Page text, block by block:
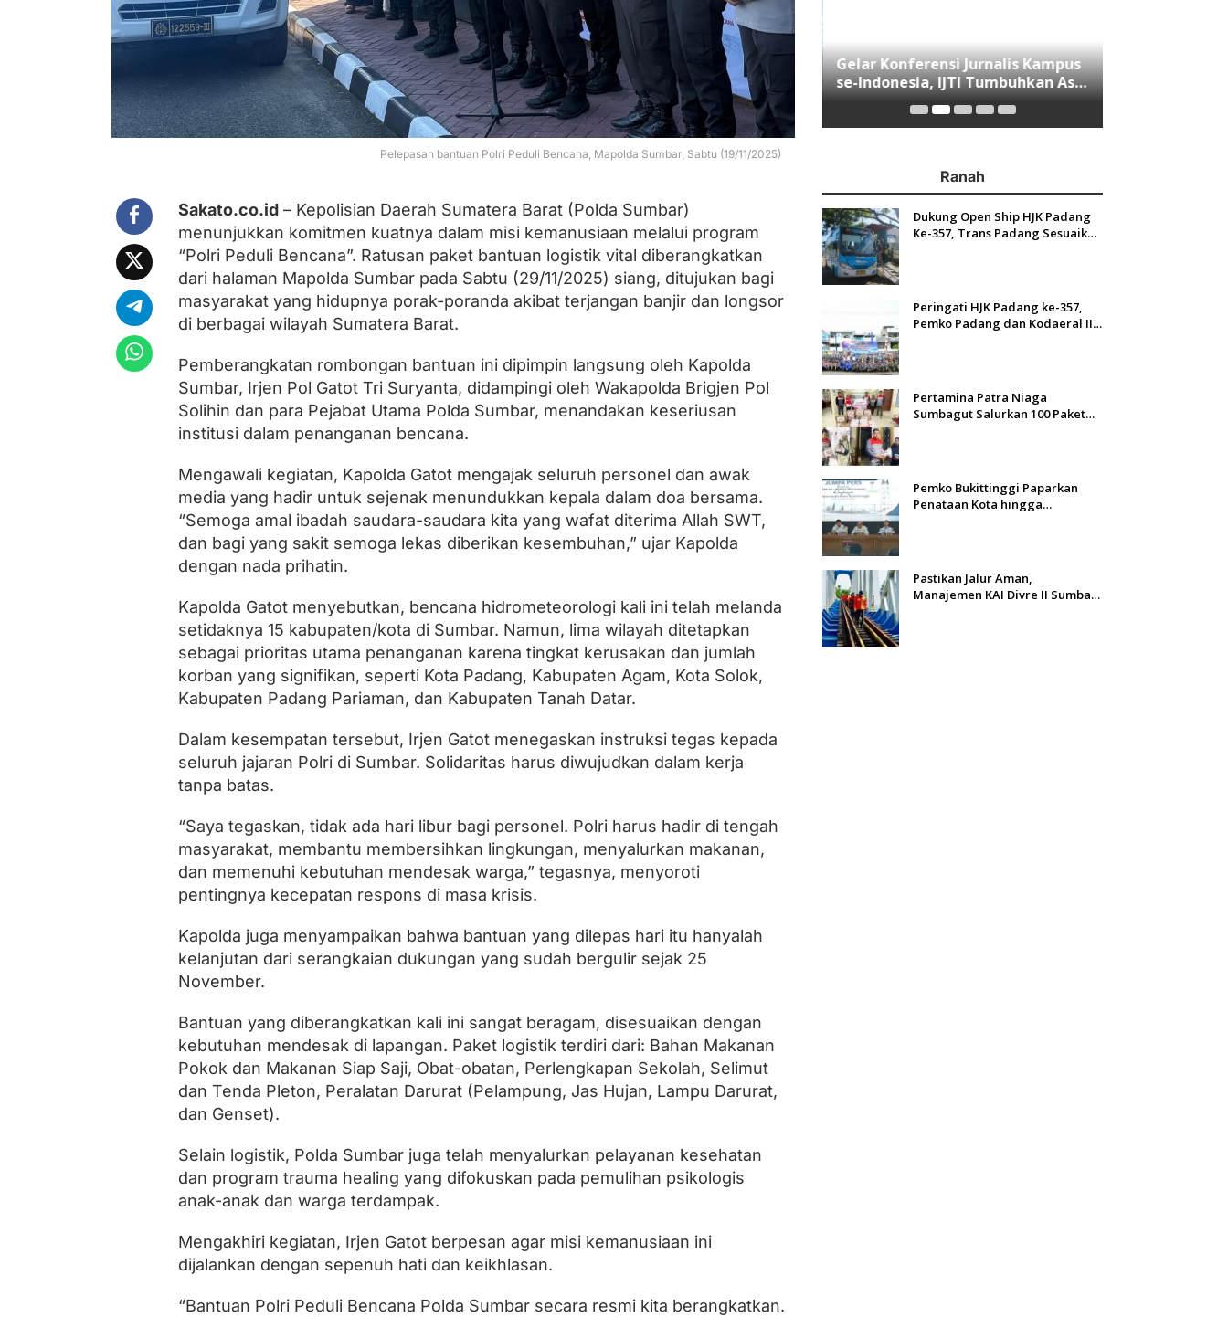
a
p
o
S
u
m
e
p
a
B
a
t
a
n
e
m
u
s
a
a
n
l
r
P
e
d
i
B
n
a
n
a
Pelepasan bantuan Polri Peduli Bencana, Mapolda Sumbar, Sabtu (19/11/2025)
Sakato.co.id– Kepolisian Daerah Sumatera Barat (Polda Sumbar)
menunjukkan komitmen kuatnya dalam misi kemanusiaan melalui program
“Polri Peduli Bencana”. Ratusan paket bantuan logistik vital diberangkatkan
dari halaman Mapolda Sumbar pada Sabtu (29/11/2025) siang, ditujukan bagi
masyarakat yang hidupnya porak-poranda akibat terjangan banjir dan longsor
di berbagai wilayah Sumatera Barat.
Pemberangkatan rombongan bantuan ini dipimpin langsung oleh Kapolda
Sumbar, Irjen Pol Gatot Tri Suryanta, didampingi oleh Wakapolda Brigjen Pol
Solihin dan para Pejabat Utama Polda Sumbar, menandakan keseriusan
institusi dalam penanganan bencana.
Mengawali kegiatan, Kapolda Gatot mengajak seluruh personel dan awak
media yang hadir untuk sejenak menundukkan kepala dalam doa bersama.
“Semoga amal ibadah saudara-saudara kita yang wafat diterima Allah SWT,
dan bagi yang sakit semoga lekas diberikan kesembuhan,” ujar Kapolda
dengan nada prihatin.
Kapolda Gatot menyebutkan, bencana hidrometeorologi kali ini telah melanda
setidaknya 15 kabupaten/kota di Sumbar. Namun, lima wilayah ditetapkan
sebagai prioritas utama penanganan karena tingkat kerusakan dan jumlah
korban yang signifikan, seperti Kota Padang, Kabupaten Agam, Kota Solok,
Kabupaten Padang Pariaman, dan Kabupaten Tanah Datar.
Dalam kesempatan tersebut, Irjen Gatot menegaskan instruksi tegas kepada
seluruh jajaran Polri di Sumbar. Solidaritas harus diwujudkan dalam kerja
tanpa batas.
“Saya tegaskan, tidak ada hari libur bagi personel. Polri harus hadir di tengah
masyarakat, membantu membersihkan lingkungan, menyalurkan makanan,
dan memenuhi kebutuhan mendesak warga,” tegasnya, menyoroti
pentingnya kecepatan respons di masa krisis.
Kapolda juga menyampaikan bahwa bantuan yang dilepas hari itu hanyalah
kelanjutan dari serangkaian dukungan yang sudah bergulir sejak 25
November.
Bantuan yang diberangkatkan kali ini sangat beragam, disesuaikan dengan
kebutuhan mendesak di lapangan. Paket logistik terdiri dari: Bahan Makanan
Pokok dan Makanan Siap Saji, Obat-obatan, Perlengkapan Sekolah, Selimut
dan Tenda Pleton, Peralatan Darurat (Pelampung, Jas Hujan, Lampu Darurat,
dan Genset).
Selain logistik, Polda Sumbar juga telah menyalurkan pelayanan kesehatan
dan program trauma healing yang difokuskan pada pemulihan psikologis
anak-anak dan warga terdampak.
Mengakhiri kegiatan, Irjen Gatot berpesan agar misi kemanusiaan ini
dijalankan dengan sepenuh hati dan keikhlasan.
“Bantuan Polri Peduli Bencana Polda Sumbar secara resmi kita berangkatkan.
Lantik Ketua DPW dan DPD, Zulhas
Minta Kader PAN Sumbar Kompak
Gelar Konferensi Jurnalis Kampus
se-Indonesia, IJTI Tumbuhkan Asa
di Kalangan Jurnalis Muda di Era
Disruspi Digital
Ranah
Dukung Open Ship HJK Padang
Ke-357, Trans Padang Sesuaikan
Peringati HJK Padang ke-357,
Pemko Padang dan Kodaeral II
Pertamina Patra Niaga
Sumbagut Salurkan 100 Paket
Pemko Bukittinggi Paparkan
Penataan Kota hingga
Pastikan Jalur Aman,
Manajemen KAI Divre II Sumbar